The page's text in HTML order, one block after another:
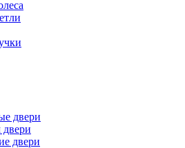
двери
двери